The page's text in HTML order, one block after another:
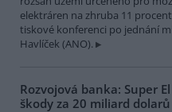
elektráren na zhruba 11
tiskové konferenci po jednání
Havlíček (ANO).
Rozvojová banka: Super
škody za 20 miliard dolarů